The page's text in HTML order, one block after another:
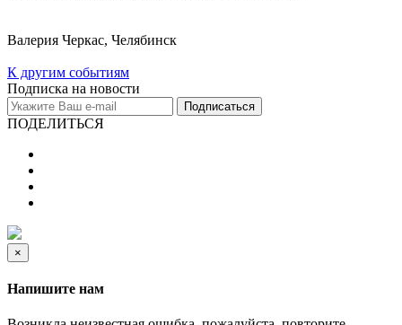
Валерия Черкас, Челябинск
К другим событиям
Подписка на новости
Подписаться
ПОДЕЛИТЬСЯ
×
Напишите нам